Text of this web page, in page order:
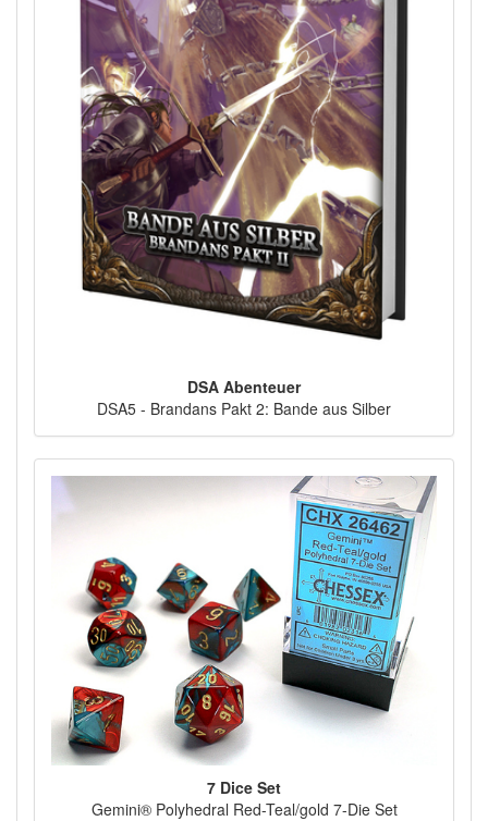
DSA Abenteuer
DSA5 - Brandans Pakt 2: Bande aus Silber
7 Dice Set
Gemini® Polyhedral Red-Teal/gold 7-Die Set